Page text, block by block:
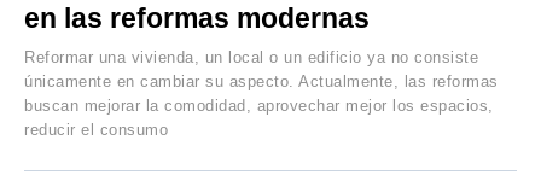
en las reformas modernas
Reformar una vivienda, un local o un edificio ya no consiste
únicamente en cambiar su aspecto. Actualmente, las reformas
buscan mejorar la comodidad, aprovechar mejor los espacios,
reducir el consumo